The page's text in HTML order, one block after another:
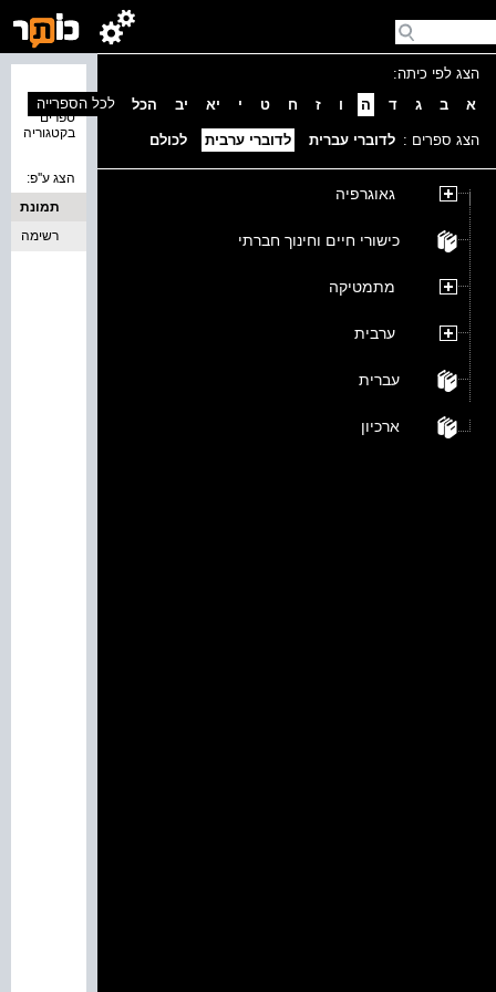
הצג לפי כיתה:
א
ב ג ד ה ו ז ח ט י יא יב הכל
הצג ספרים : לדוברי עברית לדוברי ערבית לכולם
גאוגרפיה
כישורי חיים וחינוך חברתי
מתמטיקה
ערבית
עברית
ארכיון
ספרים
בקטגוריה
לכל הספרייה
הצג ע''פ:
תמונת
כריכה
רשימה